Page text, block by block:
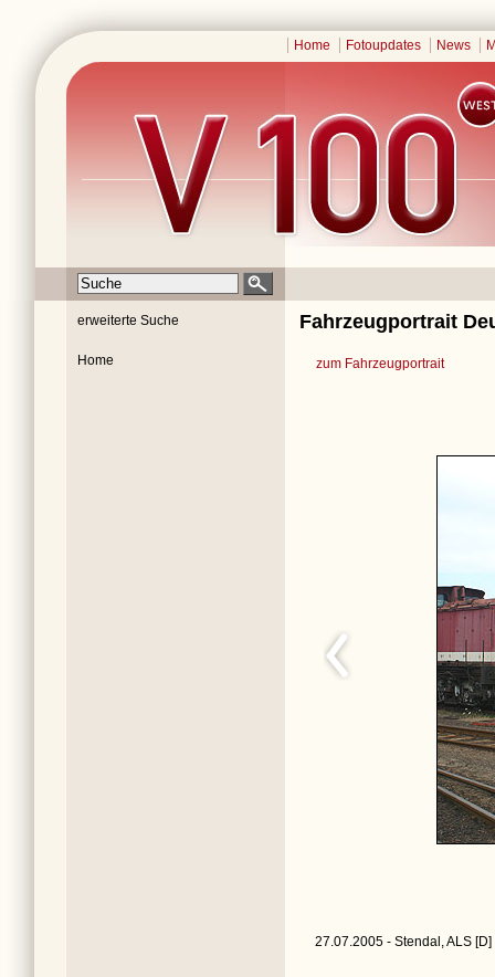
Home Fotoupdates News
erweiterte Suche
Home
Fahrzeugportrait
zum Fahrzeugportrait
27.07.2005 - Stendal, ALS [D]